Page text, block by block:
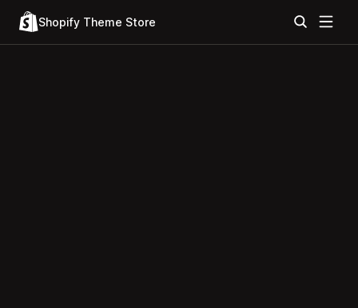
Shopify Theme Store